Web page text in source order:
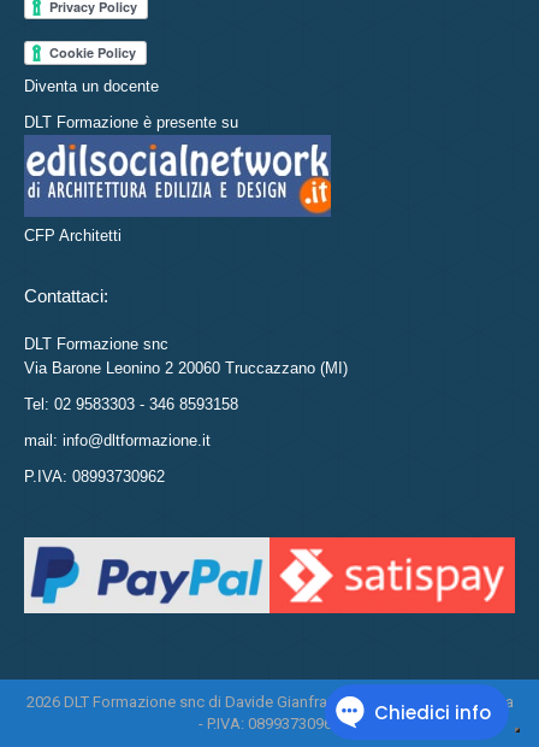
Diventa un docente
DLT Formazione è presente su
CFP Architetti
Contattaci:
DLT Formazione snc
Via Barone Leonino 2 20060 Truccazzano (MI)
Tel: 02 9583303 - 346 8593158
mail: info@dltformazione.it
P.IVA: 08993730962
2026 DLT Formazione snc di Davide Gianfranco Di Leo e Daniela Tasca
- P.IVA: 08993730962